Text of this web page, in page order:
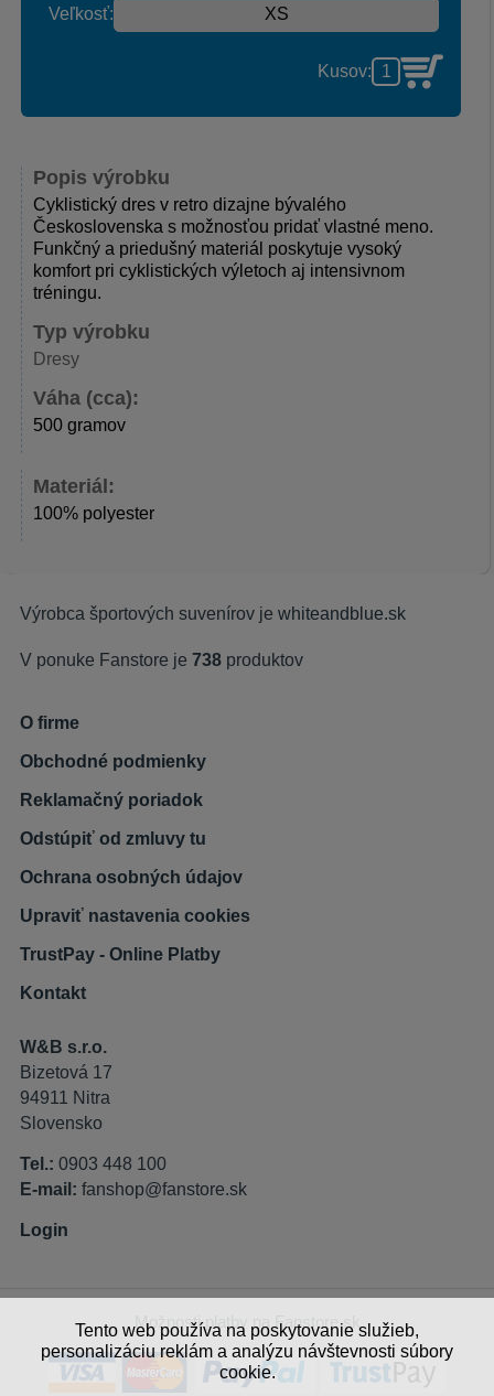
Tento web používa na poskytovanie služieb,
personalizáciu reklám a analýzu návštevnosti súbory
cookie.
Popis výrobku
Cyklistický dres v retro dizajne bývalého
Československa s možnosťou pridať vlastné meno.
Funkčný a priedušný materiál poskytuje vysoký
komfort pri cyklistických výletoch aj intensivnom
tréningu.
Typ výrobku
Dresy
Váha (cca):
500 gramov
Materiál:
100% polyester
Veľkosť:
Kusov:
Výrobca športových suvenírov je whiteandblue.sk
V ponuke Fanstore je 738 produktov
O firme
Obchodné podmienky
Reklamačný poriadok
Odstúpiť od zmluvy tu
Ochrana osobných údajov
Upraviť nastavenia cookies
TrustPay - Online Platby
Kontakt
W&B s.r.o.
Bizetová 17
94911 Nitra
Slovensko
Tel.: 0903 448 100
E-mail: fanshop@fanstore.sk
Login
Možnosti platby na Fanstore.sk